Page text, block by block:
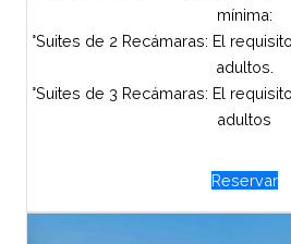
mínima:
°Suites de 2 Recámaras: El
adultos.
°Suites de 3 Recámaras: El
adultos
Reservar